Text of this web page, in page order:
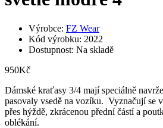
Výrobce: FZ Wear
Kód výrobku: 2022
Dostupnost: Na skladě
950Kč
Dámské kraťasy 3/4 mají speciálně
pasovaly vsedě na vozíku. Vyznačují se
přes hýždě, zkrácenou přední částí a
oblékání.